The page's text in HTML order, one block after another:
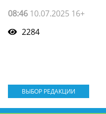
08:46 10.07.2025 16+
2284
ВЫБОР РЕДАКЦИИ